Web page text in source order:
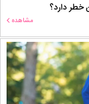
خطر دارد؟
مشاهده